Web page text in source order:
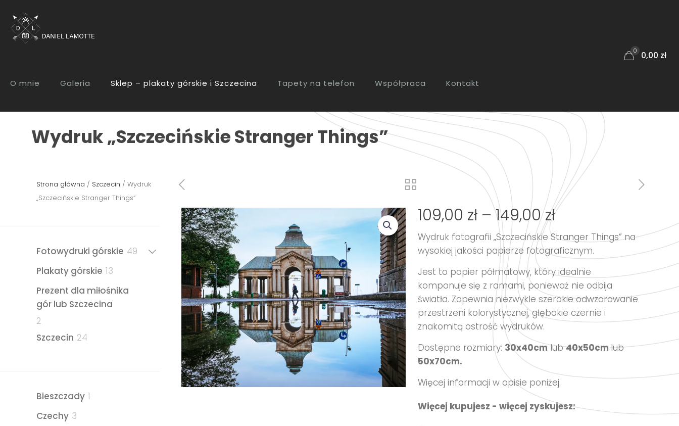
O mnie Galeria Sklep – plakaty górskie i Szczecina Tapety na telefon Współpraca Kontakt
0 0,00 zł
Wydruk „Szczecińskie Stranger Things”
109,00 zł – 149,00złZakres
cen:
od
109,00 zł
do
149,00 zł
Wydruk fotografii „Szczecińskie Stranger Things” na
wysokiej jakości papierze fotograficznym.
Jest to papier półmatowy, który idealnie
komponuje się z ramami, ponieważ nie odbija
światła. Zapewnia niezwykle szerokie odwzorowanie
przestrzeni kolorystycznej, głębokie czernie i
znakomitą ostrość wydruków.
Dostępne rozmiary: 30x40cmlub40x50cmlub
50x70cm.
Więcej informacji w opisie poniżej.
Więcej kupujesz - więcej zyskujesz:
Strona główna / Szczecin / Wydruk
„Szczecińskie Stranger Things”
Fotowydruki górskie 49
produktów
Plakaty górskie 13
produktów
Prezent dla miłośnika
gór lub Szczecina
2
produkty
Szczecin 24
Bieszczady 1
Czechy 3